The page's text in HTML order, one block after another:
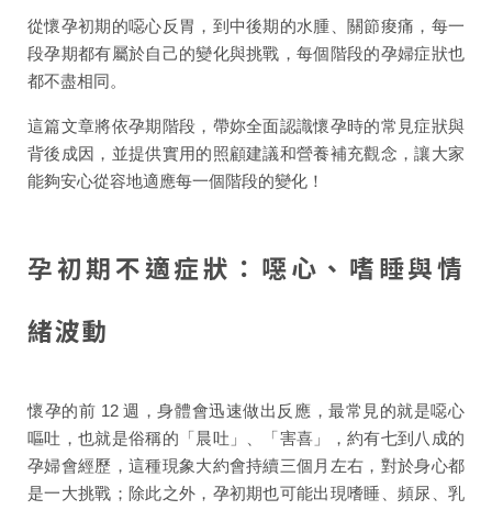
從懷孕初期的噁心反胃，到中後期的水腫、關節痠痛，每一
段孕期都有屬於自己的變化與挑戰，每個階段的孕婦症狀也
都不盡相同。
這篇文章將依孕期階段，帶妳全面認識懷孕時的常見症狀與
背後成因，並提供實用的照顧建議和營養補充觀念，讓大家
能夠安心從容地適應每一個階段的變化！
孕初期不適症狀：噁心、嗜睡與情
緒波動
懷孕的前 12 週，身體會迅速做出反應，最常見的就是噁心
嘔吐，也就是俗稱的「晨吐」、「害喜」，約有七到八成的
孕婦會經歷，這種現象大約會持續三個月左右，對於身心都
是一大挑戰；除此之外，孕初期也可能出現嗜睡、頻尿、乳